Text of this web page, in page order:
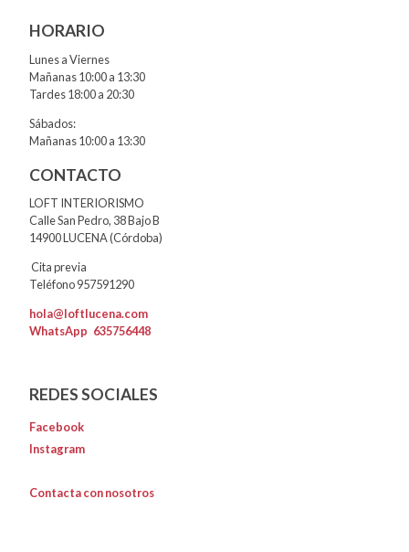
HORARIO
Lunes a Viernes
Mañanas 10:00 a 13:30
Tardes 18:00 a 20:30
Sábados:
Mañanas 10:00 a 13:30
CONTACTO
LOFT INTERIORISMO
Calle San Pedro, 38 Bajo B
14900 LUCENA (Córdoba)
Cita previa
Teléfono 957591290
hola@loftlucena.com
WhatsApp 635756448
REDES SOCIALES
Facebook
Instagram
Contacta con nosotros